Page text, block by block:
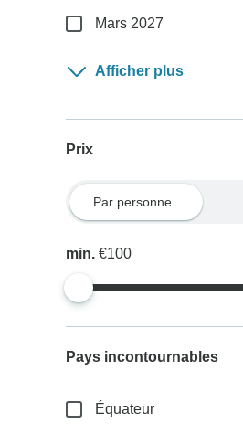
Mars 2027
Afficher plus
Prix
Par personne
min.€100
Pays incontournables
Équateur